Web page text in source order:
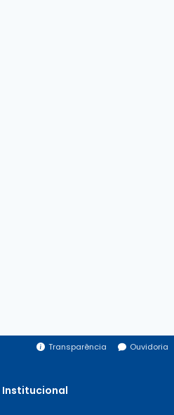
Transparência Ouvidoria
Institucional